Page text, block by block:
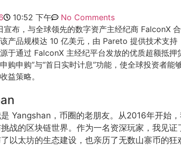
10:52 下午
No Comments
布，与全球领先的数字资产主经纪商 FalconX
产品规模达 10 亿美元，由 Pareto 提供技术支
于通过 FalconX 主经纪平台发放的优质超额抵押
购申购”与“首日实时计息”功能，使全球投资者能
益策略。
Yangshan，币圈的老朋友。从2016年开始
战的区块链世界。作为一名资深玩家，我见证
以太坊的生态建设，也亲历了无数山寨币的狂